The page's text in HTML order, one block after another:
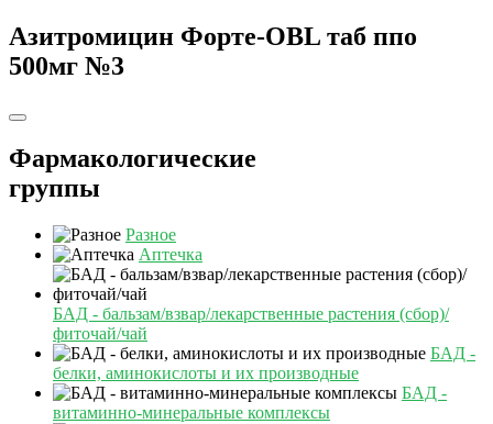
Азитромицин Форте-OBL таб ппо
500мг №3
Фармакологические
группы
Разное
Аптечка
БАД - бальзам/взвар/лекарственные растения (сбор)/
фиточай/чай
БАД -
белки, аминокислоты и их производные
БАД -
витаминно-минеральные комплексы